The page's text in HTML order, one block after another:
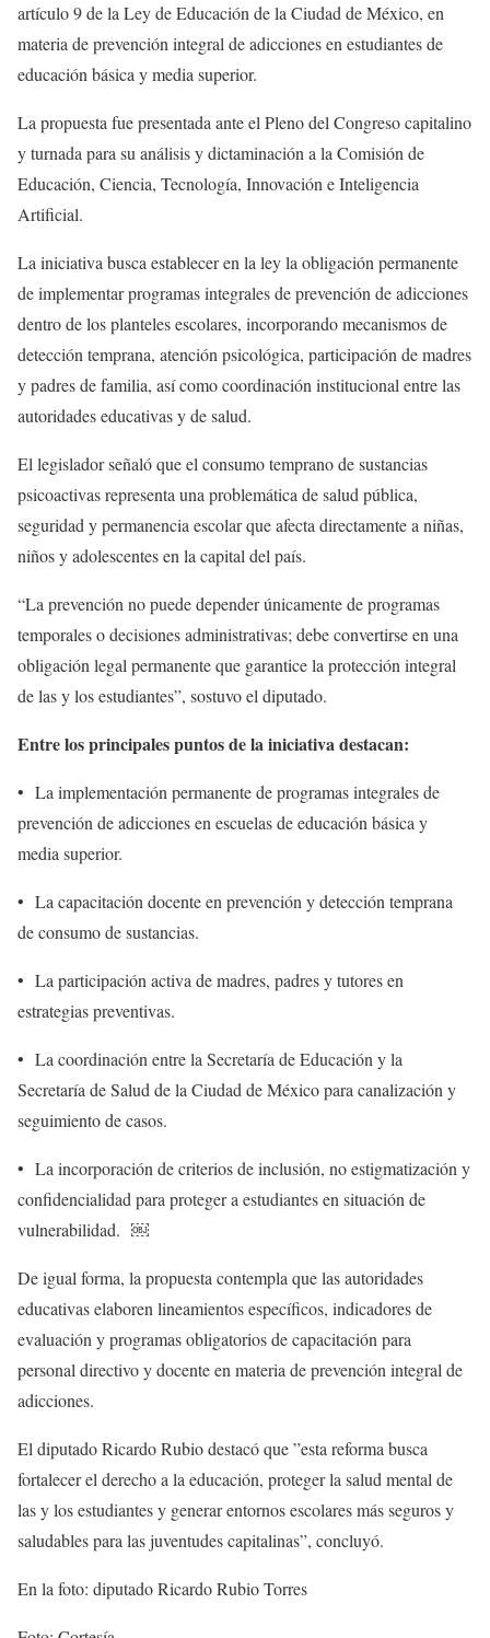
artículo 9 de la Ley de Educación de la Ciudad de México, en
materia de prevención integral de adicciones en estudiantes de
educación básica y media superior.
La propuesta fue presentada ante el Pleno del Congreso capitalino
y turnada para su análisis y dictaminación a la Comisión de
Educación, Ciencia, Tecnología, Innovación e Inteligencia
Artificial.
La iniciativa busca establecer en la ley la obligación permanente
de implementar programas integrales de prevención de adicciones
dentro de los planteles escolares, incorporando mecanismos de
detección temprana, atención psicológica, participación de madres
y padres de familia, así como coordinación institucional entre las
autoridades educativas y de salud.
El legislador señaló que el consumo temprano de sustancias
psicoactivas representa una problemática de salud pública,
seguridad y permanencia escolar que afecta directamente a niñas,
niños y adolescentes en la capital del país.
“La prevención no puede depender únicamente de programas
temporales o decisiones administrativas; debe convertirse en una
obligación legal permanente que garantice la protección integral
de las y los estudiantes”, sostuvo el diputado.
Entre los principales puntos de la iniciativa destacan:
•⁠ ⁠La implementación permanente de programas integrales de
prevención de adicciones en escuelas de educación básica y
media superior.
•⁠ ⁠La capacitación docente en prevención y detección temprana
de consumo de sustancias.
•⁠ ⁠La participación activa de madres, padres y tutores en
estrategias preventivas.
•⁠ ⁠La coordinación entre la Secretaría de Educación y la
Secretaría de Salud de la Ciudad de México para canalización y
seguimiento de casos.
•⁠ ⁠La incorporación de criterios de inclusión, no estigmatización y
confidencialidad para proteger a estudiantes en situación de
vulnerabilidad. ￼
De igual forma, la propuesta contempla que las autoridades
educativas elaboren lineamientos específicos, indicadores de
evaluación y programas obligatorios de capacitación para
personal directivo y docente en materia de prevención integral de
adicciones.
El diputado Ricardo Rubio destacó que ”esta reforma busca
fortalecer el derecho a la educación, proteger la salud mental de
las y los estudiantes y generar entornos escolares más seguros y
saludables para las juventudes capitalinas”, concluyó.
En la foto: diputado Ricardo Rubio Torres